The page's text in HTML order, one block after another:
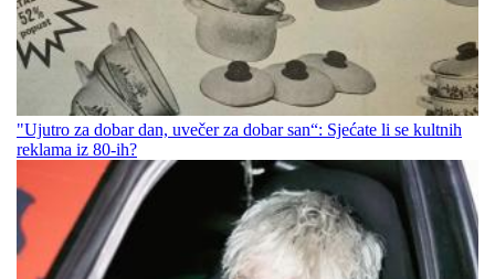
"Ujutro za dobar dan, uvečer za dobar san“: Sjećate li se kultnih
reklama iz 80-ih?